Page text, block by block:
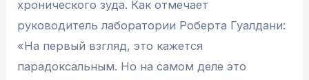
хронического зуда. Как отмечает
руководитель лаборатории Роберта Гуалдани:
«На первый взгляд, это кажется
парадоксальным. Но на самом деле это